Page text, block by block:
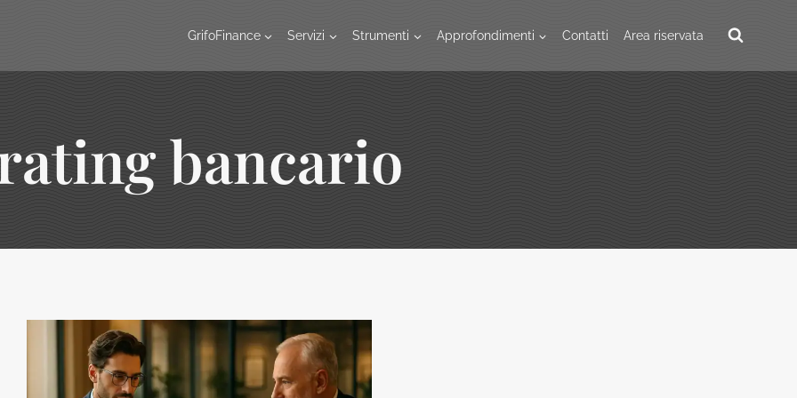
GrifoFinance Servizi Strumenti Approfondimenti Contatti Area riservata
bancario